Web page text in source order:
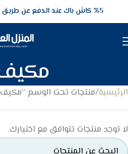
5‎% كاش باك عند الدفع عن طريق الفيزا البنكيه
الرئيسية منتجات تحت الوسم
لا توجد منتجات تتوافق مع اختيارك.